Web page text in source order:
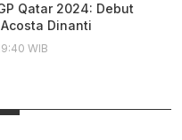
Qatar 2024: Debut
Dinanti
WIB